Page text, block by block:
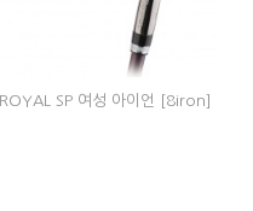
ROYAL SP 여성 아이언 [8iron]